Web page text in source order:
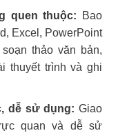
quen thuộc: Bao
Excel, PowerPoint
thảo văn bản,
thuyết trình và ghi
dễ sử dụng: Giao
quan và dễ sử